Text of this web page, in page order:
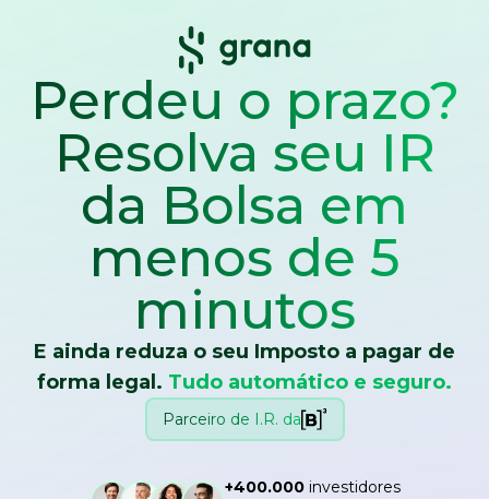
Perdeu o prazo?
Resolva seu IR
da Bolsa em
menos de 5
minutos
E ainda reduza o seu Imposto a pagar de
forma legal. Tudo automático e seguro.
Parceiro de I.R. da
+400.000investidores